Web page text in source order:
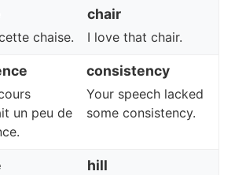
chair
chaise. I love that chair.
consistency
un peu de
Your speech lacked
some consistency.
hill